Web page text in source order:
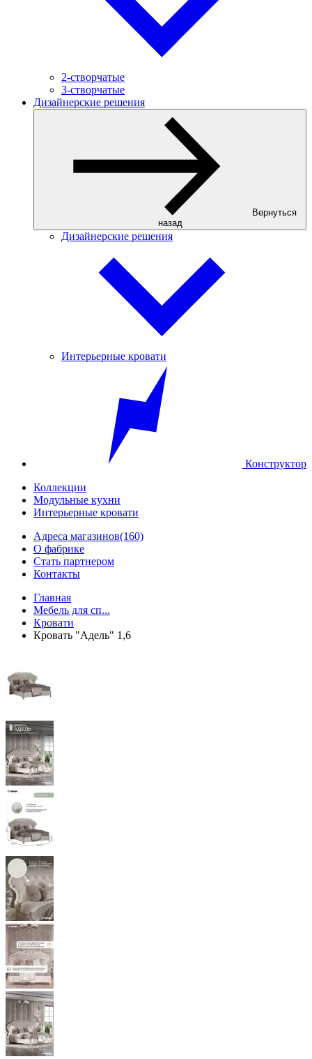
2-створчатые
3-створчатые
Дизайнерские решения
Вернуться
назад
Дизайнерские решения
Интерьерные кровати
Конструктор
Коллекции
Модульные кухни
Интерьерные кровати
Адреса магазинов(160)
О фабрике
Стать партнером
Контакты
Главная
Мебель для сп...
Кровати
Кровать "Адель" 1,6